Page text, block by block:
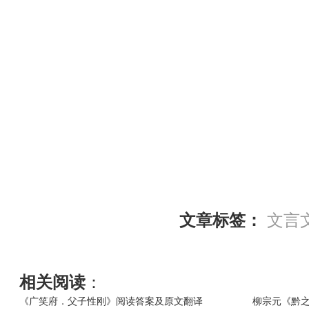
文章标签： 文言
相关阅读 ：
《广笑府．父子性刚》阅读答案及原文翻译
柳宗元《黔